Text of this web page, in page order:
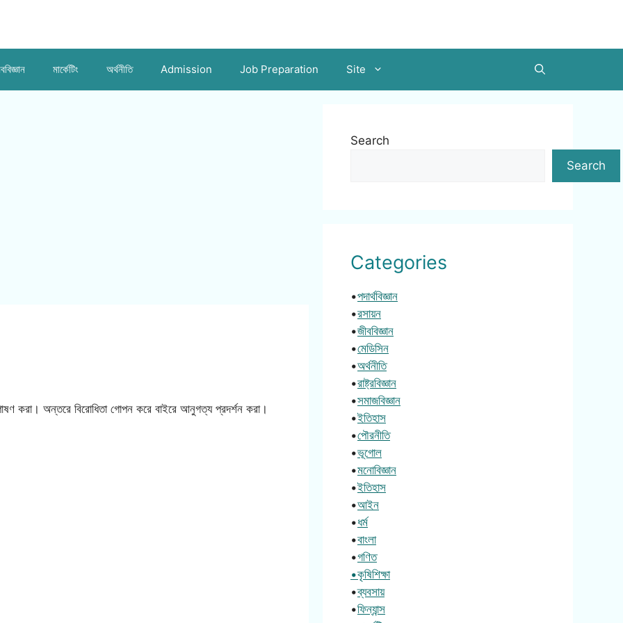
মার্কেটিং অর্থনীতি Admission Job Preparation Site
করা। অন্তরে বিরোধিতা গোপন করে বাইরে আনুগত্য প্রদর্শন করা।
Search
Search
Categories
•পদার্থবিজ্ঞান
•রসায়ন
•জীববিজ্ঞান
•মেডিসিন
•অর্থনীতি
•রাষ্ট্রবিজ্ঞান
•সমাজবিজ্ঞান
•ইতিহাস
•পৌরনীতি
•ভূগোল
•মনোবিজ্ঞান
•ইতিহাস
•আইন
•ধর্ম
•বাংলা
•গণিত
•কৃষিশিক্ষা
•ব্যবসায়
•ফিন্যান্স